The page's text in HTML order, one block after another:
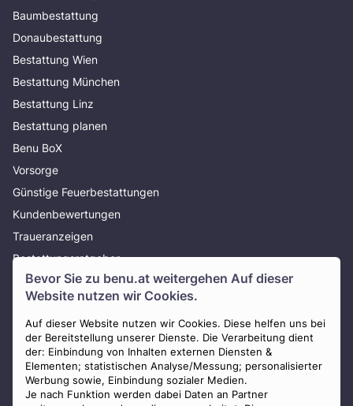
Bevor Sie zu benu.at weitergehen Auf dieser
Website nutzen wir Cookies.
Auf dieser Website nutzen wir Cookies. Diese helfen uns bei
der Bereitstellung unserer Dienste. Die Verarbeitung dient
der: Einbindung von Inhalten externen Diensten &
Elementen; statistischen Analyse/Messung; personalisierter
Werbung sowie, Einbindung sozialer Medien.
Je nach Funktion werden dabei Daten an Partner
Baumbestattung
Donaubestattung
Bestattung Wien
Bestattung München
Bestattung Linz
Bestattung planen
Benu BoX
Vorsorge
Günstige Feuerbestattungen
Kundenbewertungen
Traueranzeigen
Bestattungsratgeber
Über uns
Presse
AGB
Impressum
Datenschutz
Widerrufsbelehrung